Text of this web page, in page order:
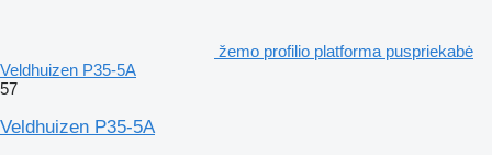
žemo profilio platforma puspriekabė
Veldhuizen P35-5A
57
Veldhuizen P35-5A